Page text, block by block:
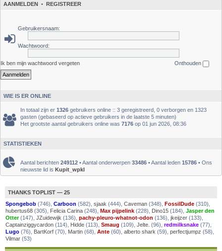
AANMELDEN • REGISTREER
Gebruikersnaam:
Wachtwoord:
Ik ben mijn wachtwoord vergeten Onthouden
WIE IS ER ONLINE
In totaal zijn er 1326 gebruikers online :: 3 geregistreerd, 0 verborgen en 1323
gasten (gebaseerd op actieve gebruikers in de laatste 5 minuten)
Het grootste aantal gebruikers online was 7176 op 01 jun 2026, 08:36
STATISTIEKEN
Aantal berichten 249112 • Aantal onderwerpen 33486 • Aantal leden 15786 • Ons
nieuwste lid is Kupit_wpkl
THANKS TOPLIST — 25
Spongebob (746), Carboon (582), sjaak (444), Caveman (348), FossilDude (310),
hubertus68 (305), Felicia Carina (248), Max pijpelink (228), Dino15 (184), Jasper den
Otter(147), JZuidewijk (136), pachy-pleuro-whatnot-odon (136), jkeijzer (133),
Captainziggycardon (114), Hidde (113), Smaug (109), Jelte. (96), redmilksnake (77),
Lugo (76), BartKorf (70), Martin (68), Ante (60), alberto shark (59), perfectjumpz (58),
Vilmar (53)